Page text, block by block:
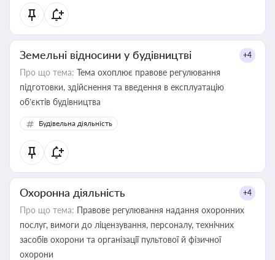
Земельні відносини у будівництві +4
Про що тема: Тема охоплює правове регулювання
підготовки, здійснення та введення в експлуатацію
об’єктів будівництва
Будівельна діяльність
Охоронна діяльність +4
Про що тема: Правове регулювання надання охоронних
послуг, вимоги до ліцензування, персоналу, технічних
засобів охорони та організації пультової й фізичної
охорони